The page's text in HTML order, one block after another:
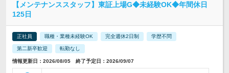
【メンテナンススタッフ】東証上場G◆未経験OK◆年間休日
125日
正社員 職種・業種未経験OK 完全週休2日制 学歴不問
第二新卒歓迎 転勤なし
情報更新日：2026/08/05 終了予定日：2026/09/07